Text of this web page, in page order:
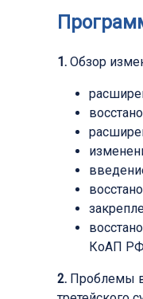
1. Обзор
КоАП
2. Проблемы